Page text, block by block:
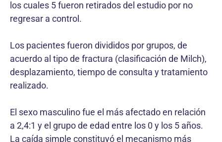
los cuales 5 fueron retirados del estudio por no
regresar a control.
Los pacientes fueron divididos por grupos, de
acuerdo al tipo de fractura (clasificación de Milch),
desplazamiento, tiempo de consulta y tratamiento
realizado.
El sexo masculino fue el más afectado en relación
a 2,4:1 y el grupo de edad entre los 0 y los 5 años.
La caída simple constituyó el mecanismo más